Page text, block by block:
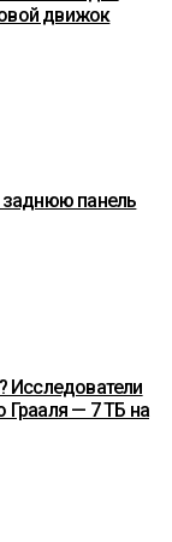
движок
заднюю панель
Исследователи
Грааля — 7 ТБ на